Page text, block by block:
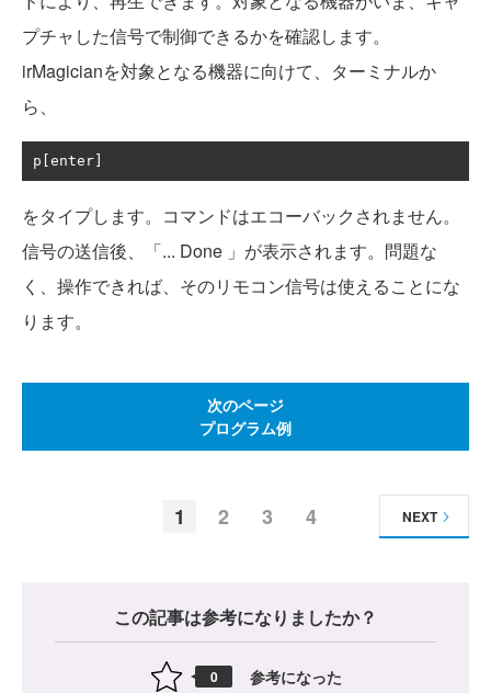
プチャした信号で制御できるかを確認します。
irMagicianを対象となる機器に向けて、ターミナルか
ら、
p enter
をタイプします。コマンドはエコーバックされません。
信号の送信後、「... Done 」が表示されます。問題な
く、操作できれば、そのリモコン信号は使えることにな
ります。
次のページ
プログラム例
1 2 3 4 NEXT
この記事は参考になりましたか？
0 参考になった